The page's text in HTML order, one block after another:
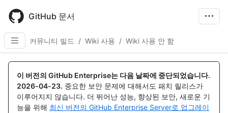
main
content
GitHub 문서
커뮤니티 빌드 / Wiki 사용 / Wiki 사용 안 함
이 버전의 GitHub Enterprise는 다음 날짜에 중단되었습니다.
2026-04-23. 중요한 보안 문제에 대해서도 패치 릴리스가
이루어지지 않습니다. 더 뛰어난 성능, 향상된 보안, 새로운 기
능을 위해 최신 버전의 GitHub Enterprise Server로 업그레이